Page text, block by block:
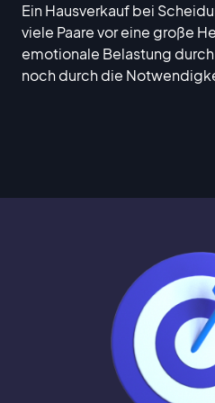
Ein Hausverkauf bei
viele Paare vor eine große
emotionale Belastung
noch durch die